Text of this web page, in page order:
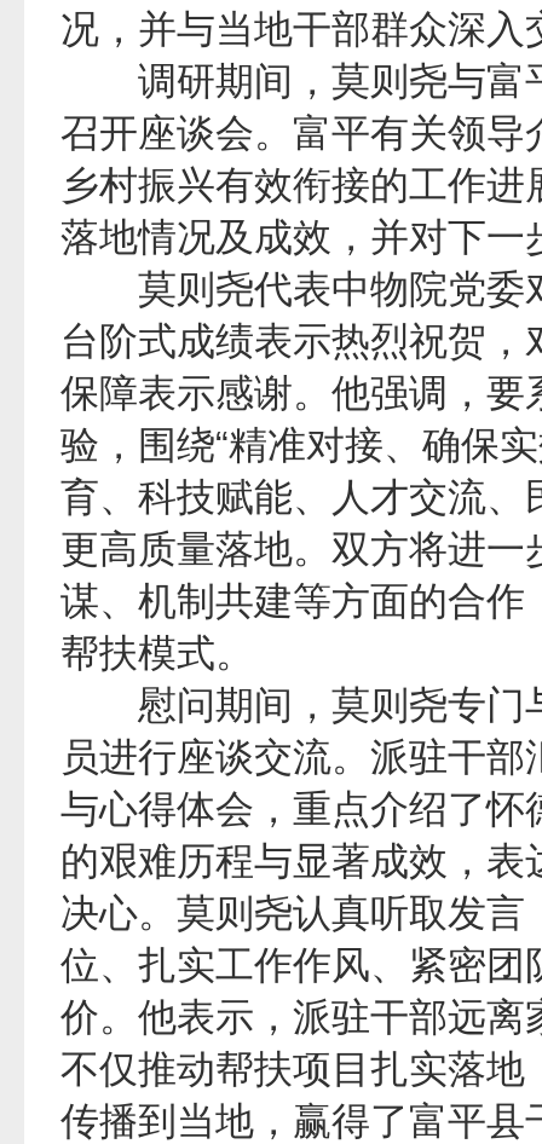
况，并与当地干部群众深入
调研期间，莫则尧与富
召开座谈会。富平有关领
乡村振兴有效衔接的工作进
落地情况及成效，并对下
莫则尧代表中物院党委
台阶式成绩表示热烈祝贺
保障表示感谢。他强调，要
验，围绕“精准对接、确保
育、科技赋能、人才交流
更高质量落地。双方将进一
谋、机制共建等方面的合
帮扶模式。
慰问期间，莫则尧专门
员进行座谈交流。派驻干
与心得体会，重点介绍了
的艰难历程与显著成效，
决心。莫则尧认真听取发
位、扎实工作作风、紧密
价。他表示，派驻干部远
不仅推动帮扶项目扎实落
传播到当地，赢得了富平